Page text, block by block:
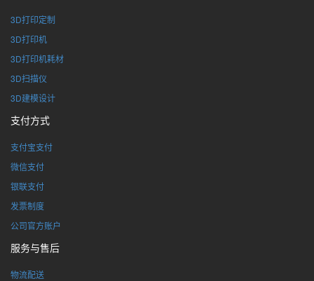
3D打印定制
3D打印机
3D打印机耗材
3D扫描仪
3D建模设计
支付方式
支付宝支付
微信支付
银联支付
发票制度
公司官方账户
服务与售后
物流配送